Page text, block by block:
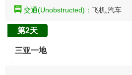
交通(Unobstructed)： 飞机,汽车
第2天
三亚一地